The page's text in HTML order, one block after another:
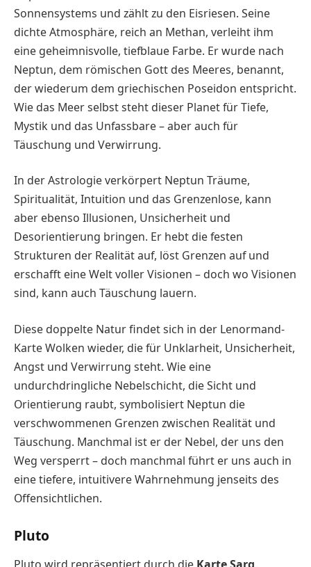
Sonnensystems und zählt zu den Eisriesen. Seine
dichte Atmosphäre, reich an Methan, verleiht ihm
eine geheimnisvolle, tiefblaue Farbe. Er wurde nach
Neptun, dem römischen Gott des Meeres, benannt,
der wiederum dem griechischen Poseidon entspricht.
Wie das Meer selbst steht dieser Planet für Tiefe,
Mystik und das Unfassbare – aber auch für
Täuschung und Verwirrung.
In der Astrologie verkörpert Neptun Träume,
Spiritualität, Intuition und das Grenzenlose, kann
aber ebenso Illusionen, Unsicherheit und
Desorientierung bringen. Er hebt die festen
Strukturen der Realität auf, löst Grenzen auf und
erschafft eine Welt voller Visionen – doch wo Visionen
sind, kann auch Täuschung lauern.
Diese doppelte Natur findet sich in der Lenormand-
Karte Wolken wieder, die für Unklarheit, Unsicherheit,
Angst und Verwirrung steht. Wie eine
undurchdringliche Nebelschicht, die Sicht und
Orientierung raubt, symbolisiert Neptun die
verschwommenen Grenzen zwischen Realität und
Täuschung. Manchmal ist er der Nebel, der uns den
Weg versperrt – doch manchmal führt er uns auch in
eine tiefere, intuitivere Wahrnehmung jenseits des
Offensichtlichen.
Pluto